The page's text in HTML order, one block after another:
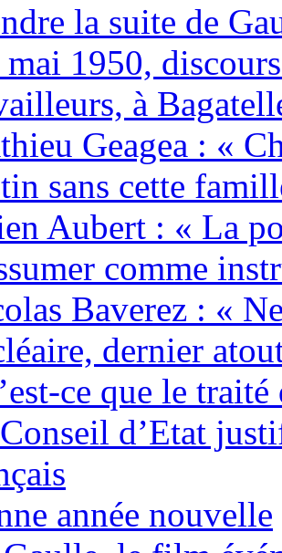
la suite de
mai 1950,
à
Geagea : «
sans cette
Aubert : « La
comme
Baverez : «
dernier
ce que le traité
d’Etat
année nouvelle